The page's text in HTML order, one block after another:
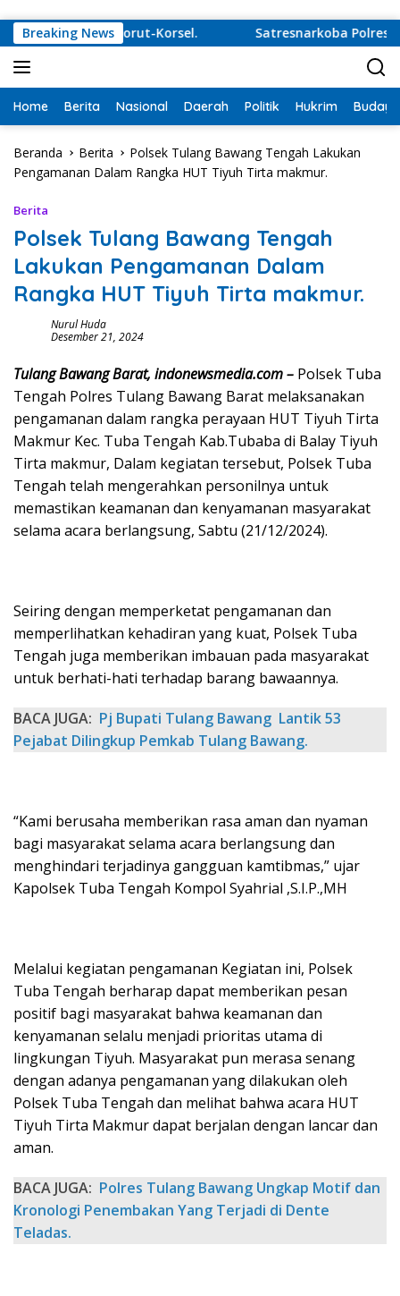
Breaking News
Juru Damai Korut-Korsel. Satresnarkoba Polres
Home Berita Nasional Daerah Politik Hukrim Budaya
Beranda Berita
Polsek Tulang Bawang Tengah Lakukan
Pengamanan Dalam Rangka HUT Tiyuh Tirta makmur.
Berita
Polsek Tulang Bawang Tengah
Lakukan Pengamanan Dalam
Rangka HUT Tiyuh Tirta makmur.
Nurul Huda
Desember 21, 2024
Tulang Bawang Barat, indonewsmedia.com – Polsek Tuba
Tengah Polres Tulang Bawang Barat melaksanakan
pengamanan dalam rangka perayaan HUT Tiyuh Tirta
Makmur Kec. Tuba Tengah Kab.Tubaba di Balay Tiyuh
Tirta makmur, Dalam kegiatan tersebut, Polsek Tuba
Tengah telah mengerahkan personilnya untuk
memastikan keamanan dan kenyamanan masyarakat
selama acara berlangsung, Sabtu (21/12/2024).
Seiring dengan memperketat pengamanan dan
memperlihatkan kehadiran yang kuat, Polsek Tuba
Tengah juga memberikan imbauan pada masyarakat
untuk berhati-hati terhadap barang bawaannya.
BACA JUGA: Pj Bupati Tulang Bawang Lantik 53
Pejabat Dilingkup Pemkab Tulang Bawang.
“Kami berusaha memberikan rasa aman dan nyaman
bagi masyarakat selama acara berlangsung dan
menghindari terjadinya gangguan kamtibmas,” ujar
Kapolsek Tuba Tengah Kompol Syahrial ,S.I.P.,MH
Melalui kegiatan pengamanan Kegiatan ini, Polsek
Tuba Tengah berharap dapat memberikan pesan
positif bagi masyarakat bahwa keamanan dan
kenyamanan selalu menjadi prioritas utama di
lingkungan Tiyuh. Masyarakat pun merasa senang
dengan adanya pengamanan yang dilakukan oleh
Polsek Tuba Tengah dan melihat bahwa acara HUT
Tiyuh Tirta Makmur dapat berjalan dengan lancar dan
aman.
BACA JUGA: Polres Tulang Bawang Ungkap Motif dan
Kronologi Penembakan Yang Terjadi di Dente
Teladas.